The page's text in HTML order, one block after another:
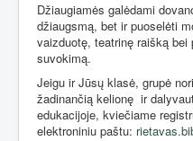
Džiaugiamės galėdami
džiaugsmą, bet ir puoselėti
vaizduotę, teatrinę raišką
suvokimą.
Jeigu ir Jūsų klasė, grupė
žadinančią kelionę ir
edukacijoje, kviečiame
elektroniniu paštu: